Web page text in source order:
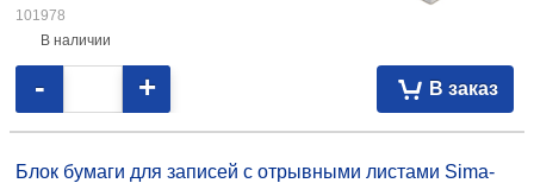
101978
В наличии
В заказ
- +
Блок бумаги для записей с отрывными листами Sima-